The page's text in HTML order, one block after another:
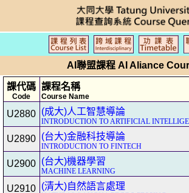
AI聯盟課程 AI Aliance
課代碼
Code
課程名稱
Course Name
U2880 (成大)人工智慧導論
INTRODUCTION TO ARTIFICIAL
U2890 (台大)金融科技導論
INTRODUCTION TO FINTECH
U2900 (台大)機器學習
MACHINE LEARNING
U2910 (清大)自然語言處理